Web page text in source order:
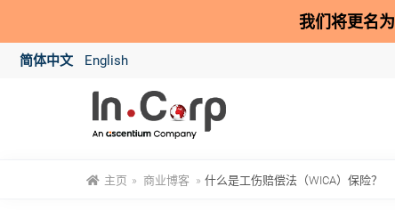
我们将更名为
简体中文 English
主页 » 商业博客 » 什么是工伤赔偿法（WICA）保险？